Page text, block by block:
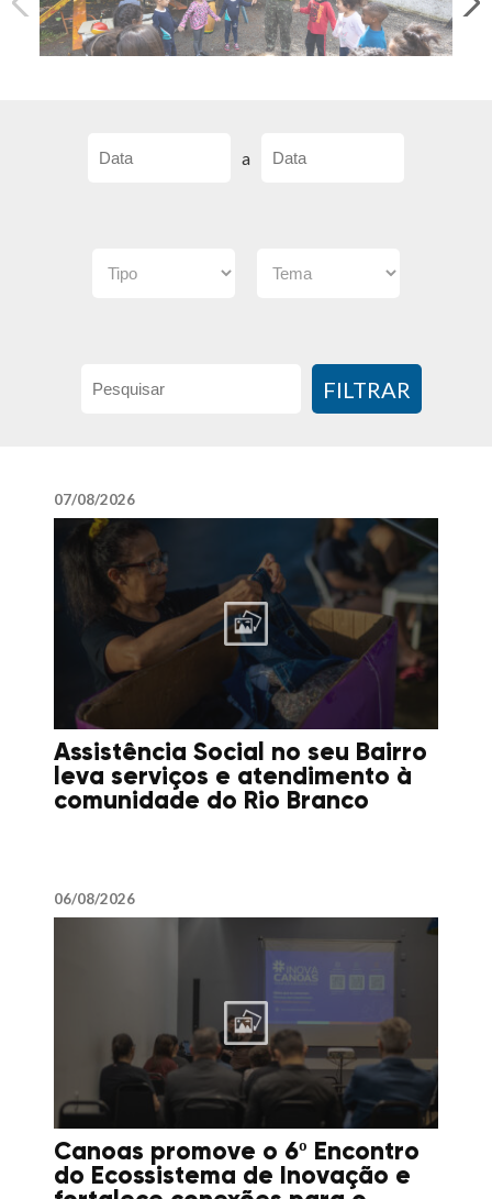
a
FILTRAR
07/08/2026
Assistência Social no seu Bairro
leva serviços e atendimento à
comunidade do Rio Branco
06/08/2026
Canoas promove o 6º Encontro
do Ecossistema de Inovação e